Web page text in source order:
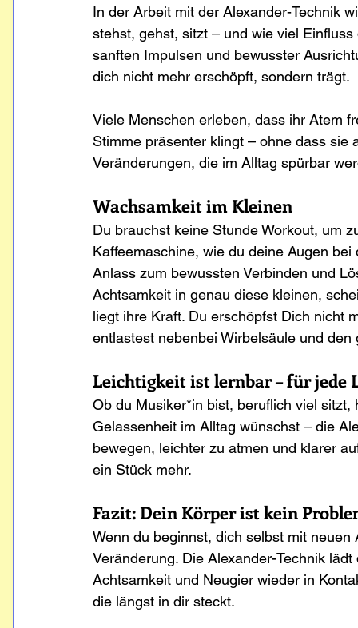
In der Arbeit mit der Alexander-Technik
stehst, gehst, sitzt – und wie viel
sanften Impulsen und bewusster
dich nicht mehr erschöpft, sondern trägt.
Viele Menschen erleben, dass ihr Atem
Stimme präsenter klingt – ohne dass sie
Veränderungen, die im Alltag spürbar
Wachsamkeit im Kleinen
Du brauchst keine Stunde Workout, um
Kaffeemaschine, wie du deine Augen
Anlass zum bewussten Verbinden und
Achtsamkeit in genau diese kleinen,
liegt ihre Kraft. Du erschöpfst Dich nicht
entlastest nebenbei Wirbelsäule und den
Leichtigkeit ist lernbar – für jede
Ob du Musiker*in bist, beruflich viel
Gelassenheit im Alltag wünschst – die
bewegen, leichter zu atmen und klarer
ein Stück mehr.
Fazit: Dein Körper ist kein
Wenn du beginnst, dich selbst mit
Veränderung. Die Alexander-Technik
Achtsamkeit und Neugier wieder in
die längst in dir steckt.